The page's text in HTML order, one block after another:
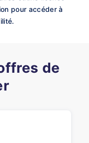
pour accéder à
de